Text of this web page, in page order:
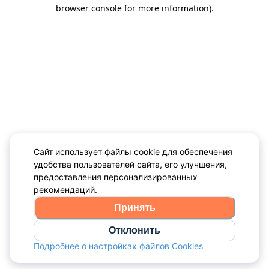
browser console for more information).
Сайт использует файлы cookie для обеспечения
удобства пользователей сайта, его улучшения,
предоставления персонализированных
рекомендаций.
Принять
Отклонить
Подробнее о настройках файлов Cookies